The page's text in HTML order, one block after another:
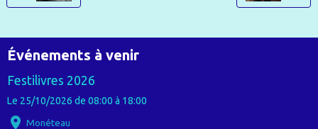
Événements à venir
Festilivres 2026
Le 25/10/2026 de 08:00 à 18:00
Monéteau